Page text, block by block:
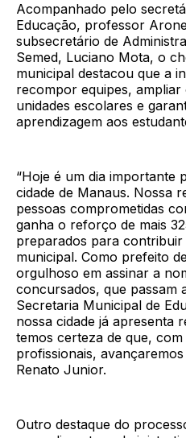
Acompanhado pelo
Educação, professor
subsecretário de
Semed, Luciano Mota, o
municipal destacou que a
recompor equipes, ampliar
unidades escolares e
aprendizagem aos
“Hoje é um dia importante
cidade de Manaus. Nossa
pessoas comprometidas
ganha o reforço de mais
preparados para
municipal. Como prefeito
orgulhoso em assinar a
concursados, que passam
Secretaria Municipal de
nossa cidade já apresenta
temos certeza de que, com
profissionais,
Renato Junior.
Outro destaque do